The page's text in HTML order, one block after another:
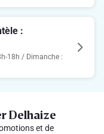
:
18h / Dimanche :
Delhaize
et de